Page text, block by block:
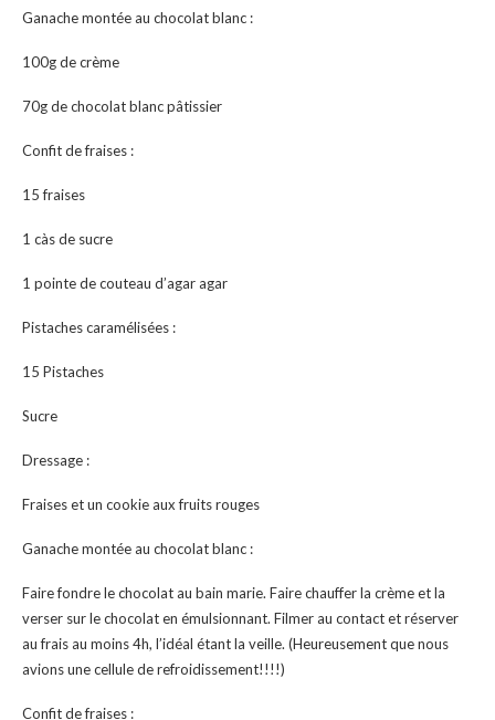
Ganache montée au chocolat blanc :
100g de crème
70g de chocolat blanc pâtissier
Confit de fraises :
15 fraises
1 càs de sucre
1 pointe de couteau d’agar agar
Pistaches caramélisées :
15 Pistaches
Sucre
Dressage :
Fraises et un cookie aux fruits rouges
Ganache montée au chocolat blanc :
Faire fondre le chocolat au bain marie. Faire chauffer la crème et la
verser sur le chocolat en émulsionnant. Filmer au contact et réserver
au frais au moins 4h, l’idéal étant la veille. (Heureusement que nous
avions une cellule de refroidissement!!!!)
Confit de fraises :